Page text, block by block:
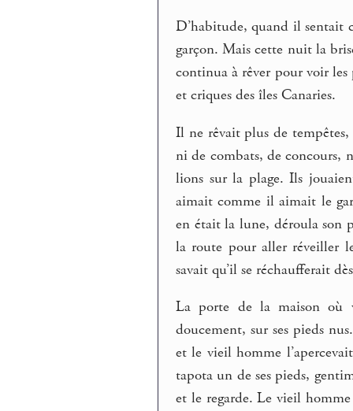
D’habitude, quand il sentait
garçon. Mais cette nuit la
continua à rêver pour voir les
et criques des îles Canaries.
Il ne rêvait plus de
ni de combats, de concours,
lions sur la plage. Ils
aimait comme il aimait le
en était la lune, déroula son
la route pour aller réveiller
savait qu’il se réchaufferait
La porte de la maison où
doucement, sur ses pieds
et le vieil homme
tapota un de ses pieds,
et le regarde. Le vieil